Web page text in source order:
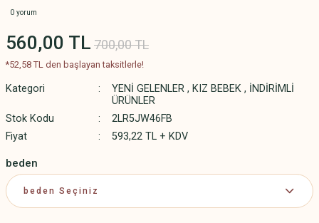
0 yorum
560,00 TL 700,00 TL
*52,58 TL den başlayan taksitlerle!
Kategori YENİ GELENLER , KIZ BEBEK , İNDİRİMLİ
ÜRÜNLER
Stok Kodu
2LR5JW46FB
Fiyat
593,22 TL + KDV
beden